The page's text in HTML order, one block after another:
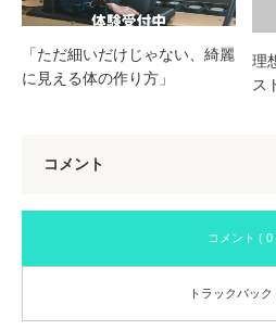
「ただ細いだけじゃない、綺麗
に見える体の作り方」
理
ス
コメント
コメント ( 0
トラックバック